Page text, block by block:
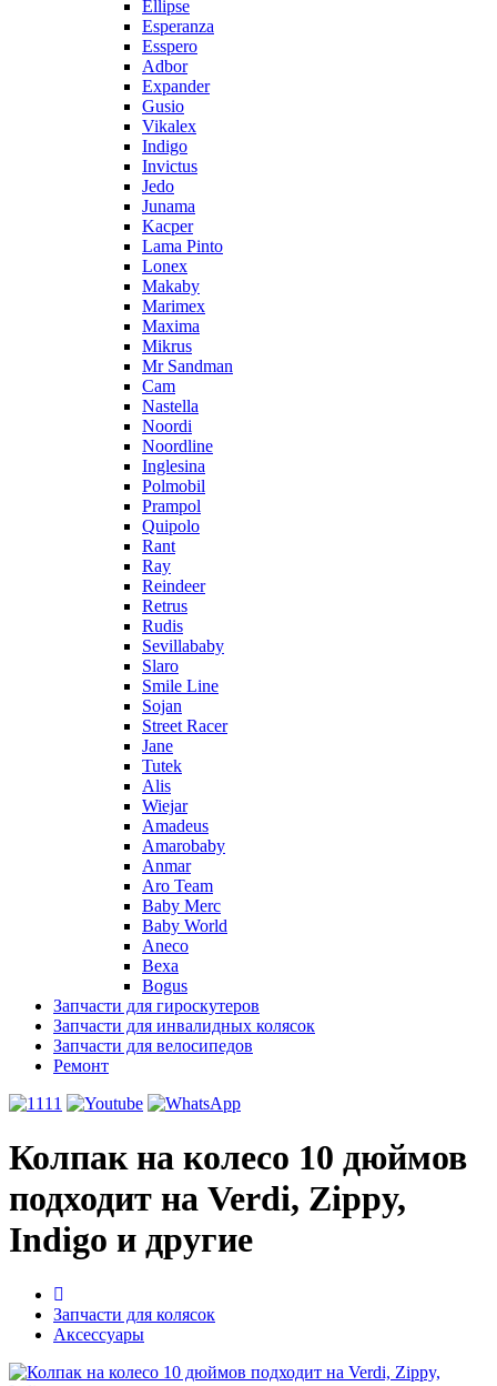
Ellipse
Esperanza
Esspero
Adbor
Expander
Gusio
Vikalex
Indigo
Invictus
Jedo
Junama
Kacper
Lama Pinto
Lonex
Makaby
Marimex
Maxima
Mikrus
Mr Sandman
Cam
Nastella
Noordi
Noordline
Inglesina
Polmobil
Prampol
Quipolo
Rant
Ray
Reindeer
Retrus
Rudis
Sevillababy
Slaro
Smile Line
Sojan
Street Racer
Jane
Tutek
Alis
Wiejar
Amadeus
Amarobaby
Anmar
Aro Team
Baby Merc
Baby World
Aneco
Bexa
Bogus
Запчасти для гироскутеров
Запчасти для инвалидных колясок
Запчасти для велосипедов
Ремонт
Колпак на колесо 10 дюймов
подходит на Verdi, Zippy,
Indigo и другие
Запчасти для колясок
Аксессуары